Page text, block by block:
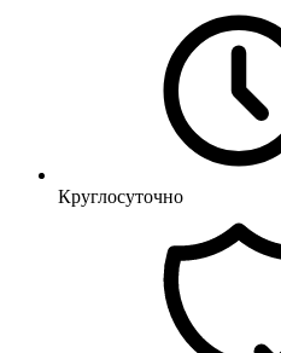
Круглосуточно